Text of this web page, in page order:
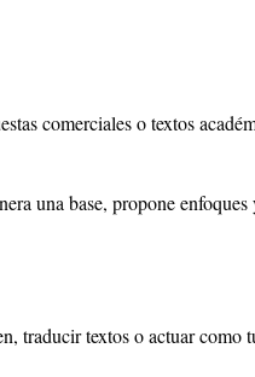
comerciales o textos
una base, propone
traducir textos o actuar como